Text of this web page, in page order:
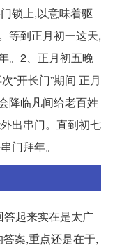
锁上,以意味着驱
等到正月初一这天,
。2、正月初五晚
“开长门”期间 正月
降临凡间给老百姓
出串门。直到初七
门拜年。
起来实在是太广
案,重点还是在于,